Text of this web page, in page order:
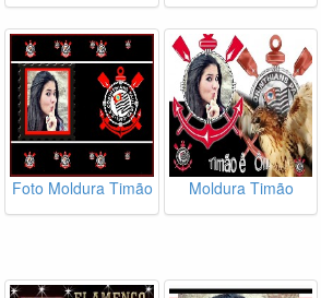
Foto Moldura Timão Moldura Timão